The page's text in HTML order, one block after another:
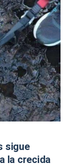
sigue
la crecida